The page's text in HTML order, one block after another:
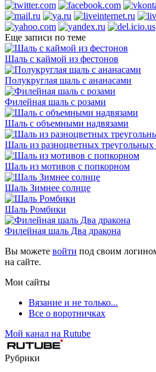
Еще записи по теме
Шаль с каймой из фестонов
Полукруглая шаль с ананасами
Филейная шаль с розами
Шаль с объемными надвязами
Шаль из разноцветных треугольных
Шаль из мотивов с попкорном
Шаль Зимнее солнце
Шаль Ромбики
Филейная шаль Два дракона
Вы можете войти под своим
на сайте.
Мои сайты
Вязание и не только...
Все о воротничках
Мой канал на Rutube
Рубрики